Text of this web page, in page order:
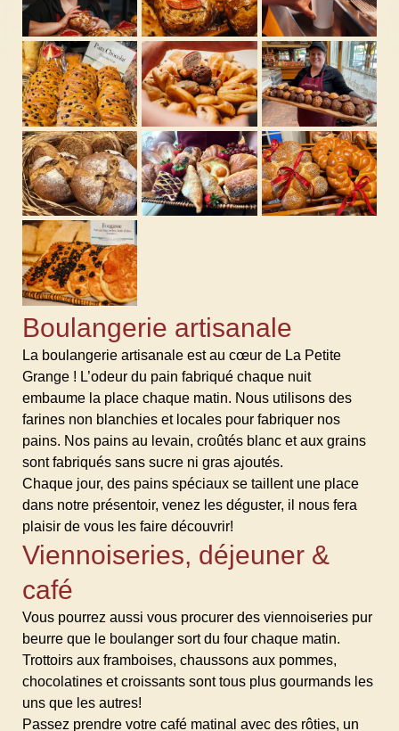
Boulangerie artisanale
La boulangerie artisanale est au cœur de La Petite
Grange ! L’odeur du pain fabriqué chaque nuit
embaume la place chaque matin. Nous utilisons des
farines non blanchies et locales pour fabriquer nos
pains. Nos pains au levain, croûtés blanc et aux grains
sont fabriqués sans sucre ni gras ajoutés.
Chaque jour, des pains spéciaux se taillent une place
dans notre présentoir, venez les déguster, il nous fera
plaisir de vous les faire découvrir!
Viennoiseries, déjeuner &
café
Vous pourrez aussi vous procurer des viennoiseries pur
beurre que le boulanger sort du four chaque matin.
Trottoirs aux framboises, chaussons aux pommes,
chocolatines et croissants sont tous plus gourmands les
uns que les autres!
Passez prendre votre café matinal avec des rôties, un